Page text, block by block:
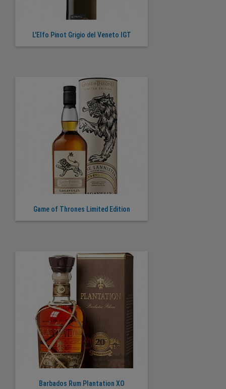
L'Elfo Pinot Grigio del Veneto IGT
Game of Thrones Limited Edition
Barbados Rum Plantation XO